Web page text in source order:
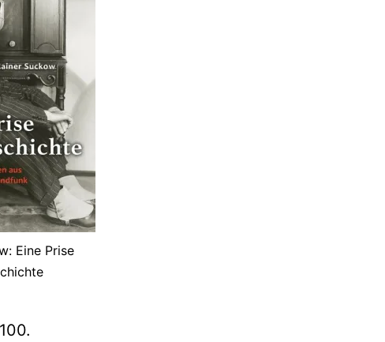
Eine Prise